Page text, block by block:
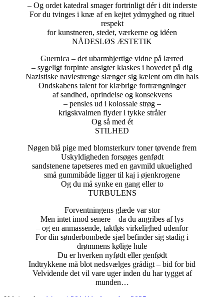
– Og ordet katedral smager fortrinligt dér i dit inderste
For du tvinges i knæ af en kejtet ydmyghed og rituel
respekt
for kunstneren, stedet, værkerne og idéen
NÅDESLØS ÆSTETIK
Guernica – det ubarmhjertige vidne på lærred
– sygeligt forpinte ansigter klaskes i hovedet på dig
Nazistiske navlestrenge slænger sig kælent om din hals
Ondskabens talent for klæbrige fortrængninger
af sandhed, oprindelse og konsekvens
– pensles ud i kolossale strøg –
krigskvalmen flyder i tykke stråler
Og så med ét
STILHED
Nøgen blå pige med blomsterkurv toner tøvende frem
Uskyldigheden forsøges genfødt
sandstenene tapetseres med en gavmild ukuelighed
små gummibåde ligger til kaj i øjenkrogene
Og du må synke en gang eller to
TURBULENS
Forventningens glæde var stor
Men intet imod senere – da du angribes af lys
– og en anmassende, taktløs virkelighed udenfor
For din sønderbombede sjæl befinder sig stadig i
drømmens kølige hule
Du er hverken nyfødt eller genfødt
Indtrykkene må blot nedsvælges grådigt – bid for bid
Velvidende det vil vare uger inden du har tygget af
munden…